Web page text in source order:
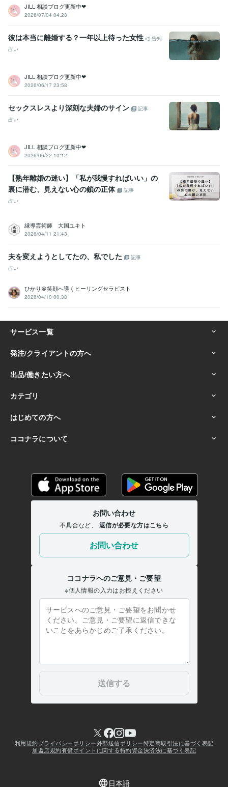
家族療法カウンセラー 取得年 : 2020年
四柱推命鑑定士 取得年 : 2018年
メンタルケア心理士 取得年 : 2023年
数秘術鑑定士 取得年 : 2022年
定） 星辰の秘録占術（西洋占星術鑑定）
魂響の波動調律（波動調整ヒーリング施術）
水鑑定）
未来視 霊感霊視 遠隔透視 月読神託解読 邪気封印祓浄
天啓の札
銀河の叡智
波動調整 ツインレイ 鑑定
占い
復縁
片思い
学歴
神社 2011年3月 ~ 2014年2月
神社 2014年3月 ~ 2017年2月
神社 2017年3月 ~ 現在
JILL 相談ブログ更新中❤︎
2026/07/04 04:28
彼は本当に離婚する？一年以上待った女性
告知
占い
JILL 相談ブログ更新中❤︎
2026/06/17 23:58
セックスレスより深刻な夫婦のサイン
記事
占い
JILL 相談ブログ更新中❤︎
2026/06/22 10:12
【熟年離婚の迷い】「私が我慢すればいい」の
裏に潜む、見えない心の鎖の正体
記事
占い
縁導霊術師 大国ユキト
2026/04/11 21:43
夫を変えようとしてたの、私でした
記事
占い
ひかり＠笑顔へ導くヒーリングセラピスト
2026/04/10 00:38